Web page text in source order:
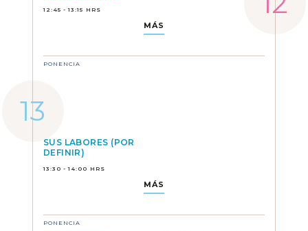
12:45 - 13:15 HRS
MÁS
PONENCIA
SUS LABORES (POR
DEFINIR)
13:30 - 14:00 HRS
MÁS
PONENCIA